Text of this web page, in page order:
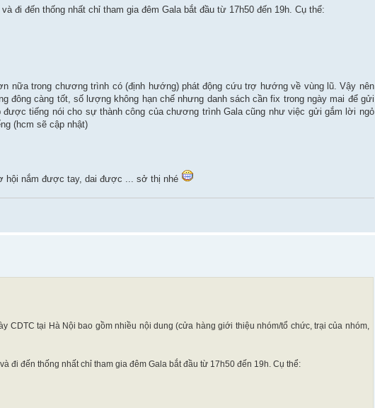
đi đến thống nhất chỉ tham gia đêm Gala bắt đầu từ 17h50 đến 19h. Cụ thể:
nữa trong chương trình có (định hướng) phát động cứu trợ hướng về vùng lũ. Vậy nên
đông càng tốt, số lượng không hạn chế nhưng danh sách cần fix trong ngày mai để gửi
tiếng nói cho sự thành công của chương trình Gala cũng như việc gửi gắm lời ngỏ
(hcm sẽ cập nhật)
hội nắm được tay, dai được ... sở thị nhé
CDTC tại Hà Nội bao gồm nhiều nội dung (cửa hàng giới thiệu nhóm/tổ chức, trại của nhóm,
đi đến thống nhất chỉ tham gia đêm Gala bắt đầu từ 17h50 đến 19h. Cụ thể: